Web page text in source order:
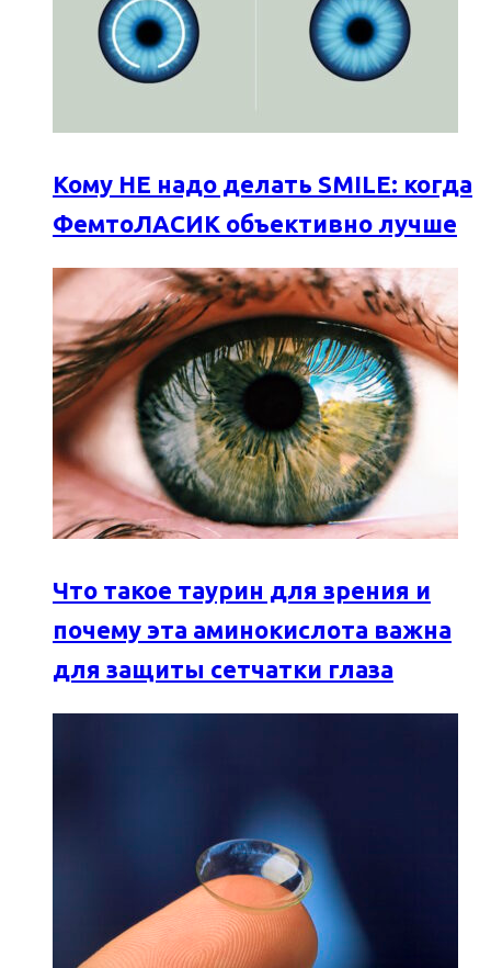
Кому НЕ надо делать SMILE: когда
ФемтоЛАСИК объективно лучше
Что такое таурин для зрения и
почему эта аминокислота важна
для защиты сетчатки глаза